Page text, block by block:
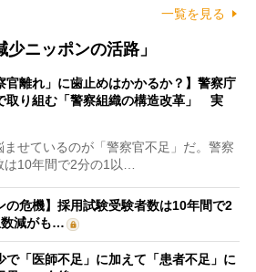
一覧を見る
ニッポンの活路」
官離れ」に歯止めはかかるか？】警察庁
取り組む「警察組織の構造改革」 実
せているのが「警察官不足」だ。警察
は10年間で2分の1以…
の危機】採用試験受験者数は10年間で2
減がも…
で「医師不足」に加えて「患者不足」に